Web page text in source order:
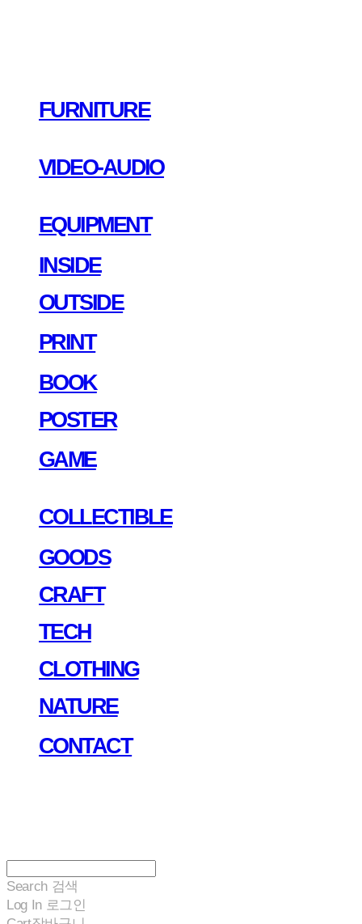
FURNITURE
VIDEO-AUDIO
EQUIPMENT
INSIDE
OUTSIDE
PRINT
BOOK
POSTER
GAME
COLLECTIBLE
GOODS
CRAFT
TECH
CLOTHING
NATURE
CONTACT
Search 검색
Log In 로그인